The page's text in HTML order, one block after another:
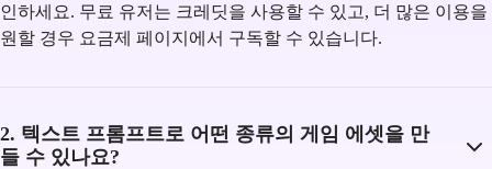
인하세요. 무료 유저는 크레딧을 사용할 수 있고, 더 많은 이용을
원할 경우 요금제 페이지에서 구독할 수 있습니다.
2. 텍스트 프롬프트로 어떤 종류의 게임 에셋을 만
들 수 있나요?